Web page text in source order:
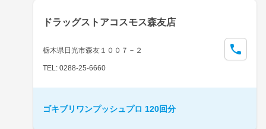
ドラッグストアコスモス森友店
栃木県日光市森友１００７－２
TEL: 0288-25-6660
ゴキブリワンプッシュプロ 120回分